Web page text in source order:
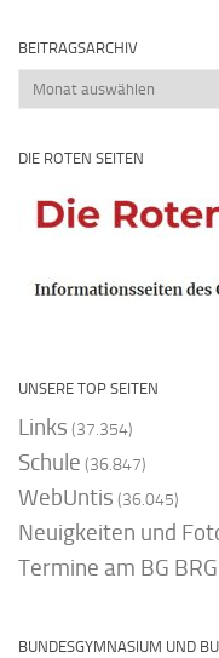
BEITRAGSARCHIV
Beitragsarchiv
DIE ROTEN SEITEN
UNSERE TOP SEITEN
Links (37.354)
Schule (36.847)
WebUntis (36.045)
Neuigkeiten und
Termine am BG
BUNDESGYMNASIUM UND